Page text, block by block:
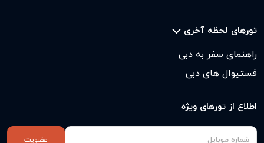
تورهای لحظه آخری
راهنمای سفر به دبی
فستیوال های دبی
اطلاع از تورهای ویژه
عضویت